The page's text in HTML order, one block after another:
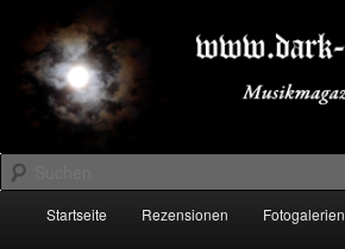
primären
Inhalt
springen
sekundären
Inhalt
springenDARK-FESTIVALS.DE
Suchen
Startseite Rezensionen Fotogalerien